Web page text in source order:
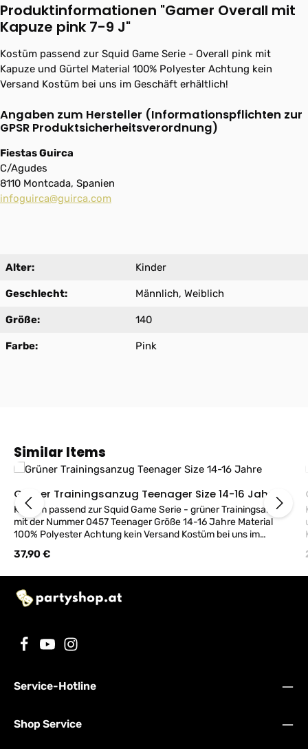
Produktinformationen "Gamer Overall mit
Kapuze pink 7-9 J"
Kostüm passend zur Squid Game Serie - Overall pink mit
Kapuze und Gürtel Material 100% Polyester Achtung kein
Versand Kostüm bei uns im Geschäft erhältlich!
Angaben zum Hersteller (Informationspflichten zur
GPSR Produktsicherheitsverordnung)
Fiestas Guirca
C/Agudes
8110 Montcada, Spanien
infoguirca@guirca.com
Alter: Kinder
Geschlecht: Männlich, Weiblich
Größe: 140
Farbe: Pink
Produktgalerie überspringen
Similar Items
Grüner Trainingsanzug Teenager Size 14-16 Jahre
Kostüm passend zur Squid Game Serie - grüner Trainingsanzug
mit der Nummer 0457 Teenager Größe 14-16 Jahre Material
100% Polyester Achtung kein Versand Kostüm bei uns im
Regulärer Preis:
37,90 €
Service-Hotline
Shop Service